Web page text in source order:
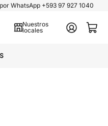
WhatsApp +593 97 927 1040
Nuestros
locales